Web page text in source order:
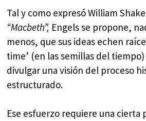
Tal y como expresó William
“Macbeth”, Engels se propone,
menos, que sus ideas echen
time’ (en las semillas del
divulgar una visión del proceso
estructurado.
Ese esfuerzo requiere una cierta